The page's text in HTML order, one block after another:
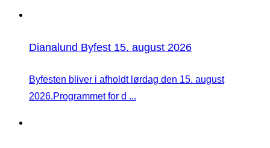
Dianalund Byfest 15. august 2026
Byfesten bliver i afholdt lørdag den 15. august
2026.Programmet for d ...